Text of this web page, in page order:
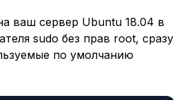
ваш сервер Ubuntu 18.04 в
sudo без прав root, сразу
по умолчанию